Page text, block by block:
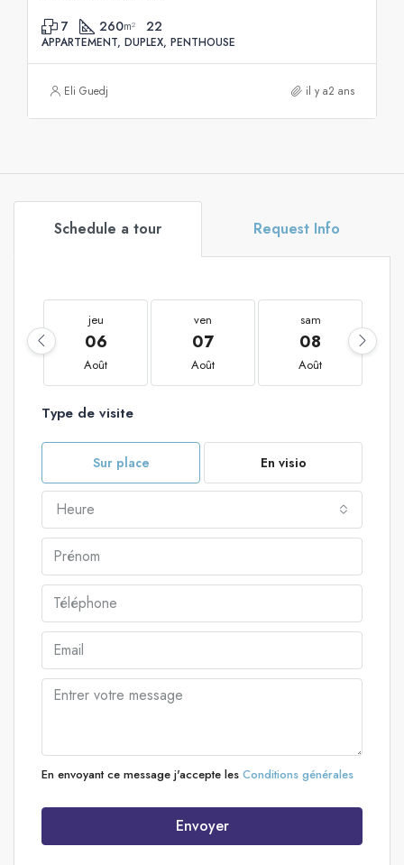
7 260m² 22
APPARTEMENT, DUPLEX, PENTHOUSE
Eli Guedj il y a2 ans
Schedule a tour Request Info
jeu
06
Août
ven
07
Août
sam
08
Août
Type de visite
Sur place En visio
Heure
En envoyant ce message j'accepte les Conditions générales
Envoyer